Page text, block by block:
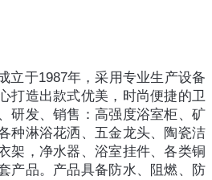
立于1987年，采用专业生产设备
打造出款式优美，时尚便捷的卫
研发、销售：高强度浴室柜、矿
种淋浴花洒、五金龙头、陶瓷洁
架，净水器、浴室挂件、各类铜
产品。产品具备防水、阻燃、防